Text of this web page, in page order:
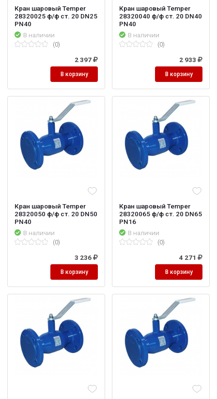
Кран шаровый Temper
28320025 ф/ф ст. 20 DN25
PN40
В наличии
(0)
2 397
В корзину
Кран шаровый Temper
28320040 ф/ф ст. 20 DN40
PN40
В наличии
(0)
2 933
В корзину
Кран шаровый Temper
28320050 ф/ф ст. 20 DN50
PN40
В наличии
(0)
3 236
В корзину
Кран шаровый Temper
28320065 ф/ф ст. 20 DN65
PN16
В наличии
(0)
4 271
В корзину